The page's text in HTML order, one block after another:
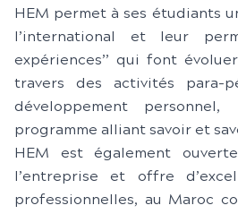
HEM permet à ses étudiants
l’international et leur
expériences’’ qui font
travers des activités para-
développement
programme alliant savoir et
HEM est également
l’entreprise et offre
professionnelles, au Maroc